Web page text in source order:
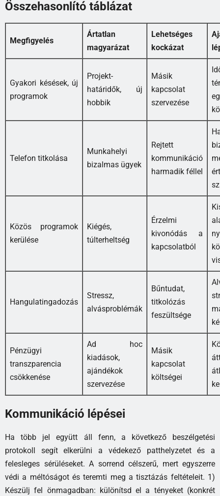
Összehasonlító táblázat
Megfigyelés
Ártatlan
magyarázat
Lehetséges
kockázat
Gyakori késések, új
programok
Projekt-
határidők, új
hobbik
Másik
kapcsolat
szervezése
Telefon titkolása
Munkahelyi
bizalmas ügyek
Rejtett
kommunikáció
harmadik féllel
Közös programok
kerülése
Kiégés,
túlterheltség
Érzelmi
kivonódás a
kapcsolatból
Hangulatingadozás
Stressz,
alvásproblémák
Bűntudat,
titkolózás
feszültsége
Pénzügyi
transzparencia
csökkenése
Ad hoc
kiadások,
ajándékok
szervezése
Másik
kapcsolat
költségei
Kommunikáció lépései
Ha több jel együtt áll fenn, a következő beszélgetési
protokoll segít elkerülni a védekező patthelyzetet és a
felesleges sérüléseket. A sorrend célszerű, mert egyszerre
védi a méltóságot és teremti meg a tisztázás feltételeit. 1)
Készülj fel önmagadban: különítsd el a tényeket (konkrét